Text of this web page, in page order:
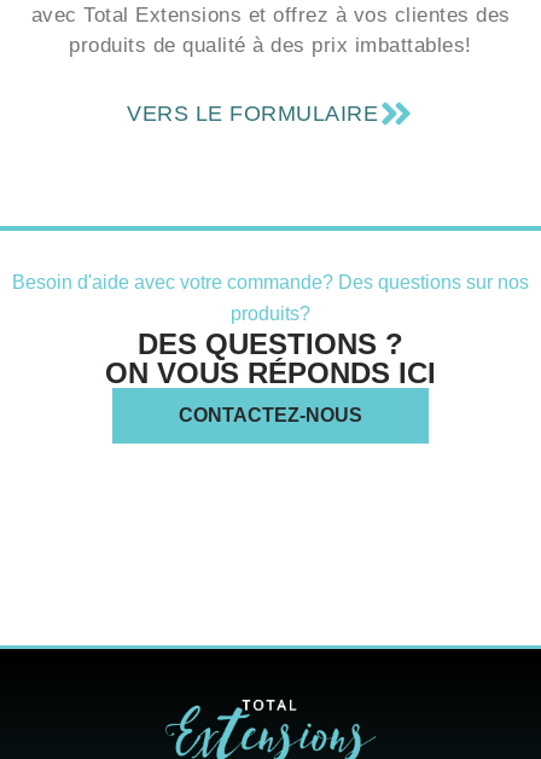
produits de qualité à des prix imbattables!
produits?
DES QUESTIONS ?
ON VOUS RÉPONDS ICI
CONTACTEZ-NOUS